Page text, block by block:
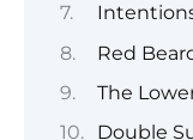
Red
The
Double